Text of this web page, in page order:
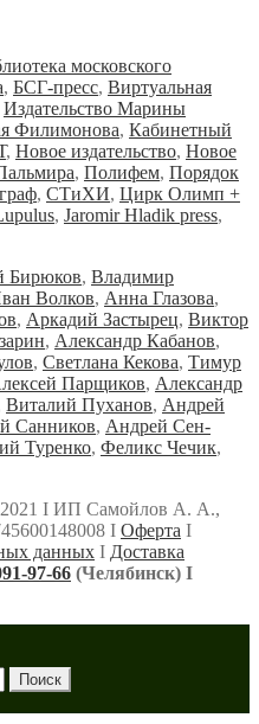
московского
, БСГ-пресс, Виртуальная
Издательство Марины
Филимонова, Кабинетный
, Новое издательство, Новое
, Полифем, Порядок
, СТиХИ, Цирк Олимп +
, Jaromir Hladik press,
Бирюков, Владимир
Волков, Анна Глазова,
, Аркадий Застырец, Виктор
, Александр Кабанов,
, Светлана Кекова, Тимур
Парщиков, Александр
Виталий Пуханов, Андрей
Санников, Андрей Сен-
Туренко, Феликс Чечик,
Ι ИП Самойлов А. А.,
Ι Оферта Ι
данных Ι Доставка
97-66 (Челябинск) Ι
Поиск